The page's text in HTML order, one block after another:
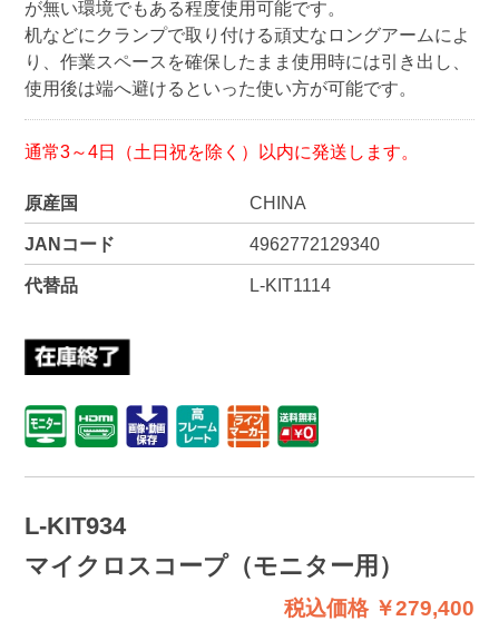
が無い環境でもある程度使用可能です。
机などにクランプで取り付ける頑丈なロングアームによ
り、作業スペースを確保したまま使用時には引き出し、
使用後は端へ避けるといった使い方が可能です。
通常3～4日（土日祝を除く）以内に発送します。
原産国 CHINA
JANコード 4962772129340
代替品 L-KIT1114
L-KIT934
マイクロスコープ（モニター用）
税込価格 ￥279,400